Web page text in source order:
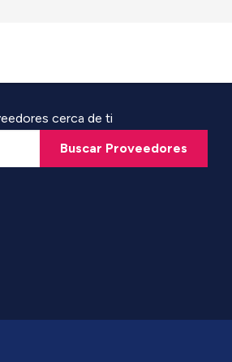
cerca de ti
Buscar Proveedores